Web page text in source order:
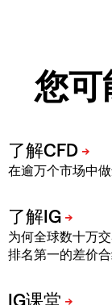
您
在逾万个市场中
为何全球数十万
排名第一的差价